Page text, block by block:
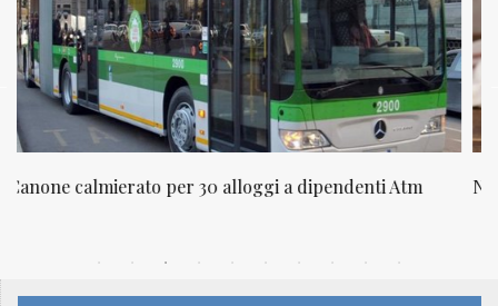
NATUROPATIA IN BREVE 20/01